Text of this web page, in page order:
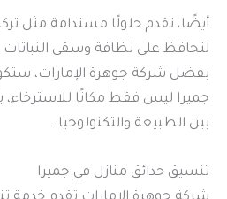
أيضًا، نقدم حلولًا مستدامة مثل
لتحافظ على نظافة وسقي
بفضل شركة جوهرة الإمارات،
جميرا ليس فقط مكانًا
بين الطبيعة والتكنولوجيا.
تنسيق حدائق منازل في جميرا